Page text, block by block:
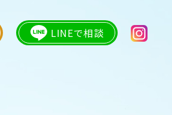
LINEで相談